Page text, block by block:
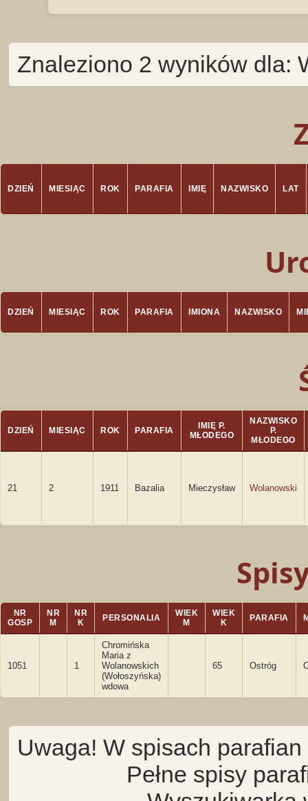
Znaleziono 2 wyników dla:
DZIEŃ MIESIĄC ROK PARAFIA IMIĘ NAZWISKO LAT
DZIEŃ MIESIĄC ROK PARAFIA IMIONA NAZWISKO
DZIEŃ MIESIĄC ROK PARAFIA
IMIĘ P.
MŁODEGO
NAZWISKO
P.
MŁODEGO
21 2 1911 Bazalia Mieczysław Wolanowski
NR
GOSP
NR
M
NR
K
PERSONALIA
WIEK
M
WIEK
K
PARAFIA
1051 1
Chromińska
Maria z
Wolanowskich
(Wołoszyńska)
wdowa
65 Ostróg
Uwaga! W spisach
Pełne spisy